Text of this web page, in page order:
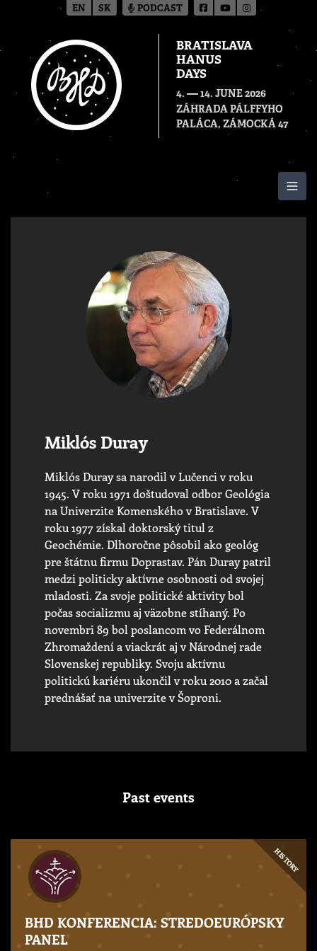
BRATISLAVA
HANUS
DAYS
4. — 14. JUNE 2026
ZÁHRADA PÁLFFYHO
PALÁCA, ZÁMOCKÁ 47
Miklós Duray
Miklós Duray sa narodil v Lučenci v roku
1945. V roku 1971 doštudoval odbor Geológia
na Univerzite Komenského v Bratislave. V
roku 1977 získal doktorský titul z
Geochémie. Dlhoročne pôsobil ako geológ
pre štátnu firmu Doprastav. Pán Duray patril
medzi politicky aktívne osobnosti od svojej
mladosti. Za svoje politické aktivity bol
počas socializmu aj väzobne stíhaný. Po
novembri 89 bol poslancom vo Federálnom
Zhromaždení a viackrát aj v Národnej rade
Slovenskej republiky. Svoju aktívnu
politickú kariéru ukončil v roku 2010 a začal
prednášať na univerzite v Šoproni.
Past events
HISTORY
BHD KONFERENCIA: STREDOEURÓPSKY
PANEL
EN SK PODCAST